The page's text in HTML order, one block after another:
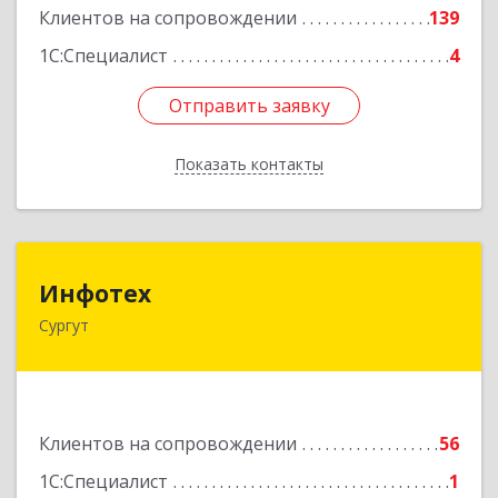
Клиентов на сопровождении
139
1С:Специалист
4
Отправить заявку
Показать контакты
Отправить заявку
Назад
Инфотех
Сургут
Клиентов на сопровождении
56
1С:Специалист
1
628400, Ханты-Мансийский Автономный округ